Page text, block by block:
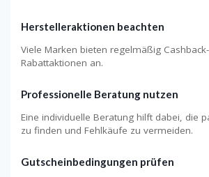
Herstelleraktionen beachten
Viele Marken bieten regelmäßig
Rabattaktionen an.
Professionelle Beratung nutzen
Eine individuelle Beratung hilft dabei, die
zu finden und Fehlkäufe zu vermeiden.
Gutscheinbedingungen prüfen